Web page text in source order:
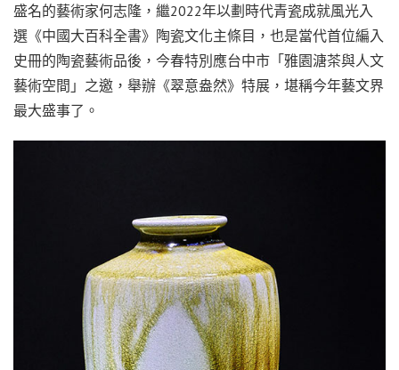
盛名的藝術家何志隆，繼2022年以劃時代青瓷成就風光入
選《中國大百科全書》陶瓷文化主條目，也是當代首位編入
史冊的陶瓷藝術品後，今春特別應台中市「雅園溏茶與人文
藝術空間」之邀，舉辦《翠意盎然》特展，堪稱今年藝文界
最大盛事了。